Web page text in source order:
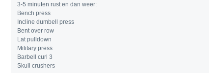
3-5 minuten rust en dan weer:
Bench press
Incline dumbell press
Bent over row
Lat pulldown
Military press
Barbell curl 3
Skull crushers